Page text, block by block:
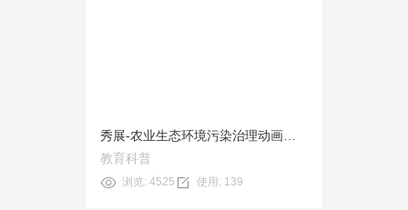
秀展-农业生态环境污染治理动画模板
教育科普
浏览: 4525 使用: 139